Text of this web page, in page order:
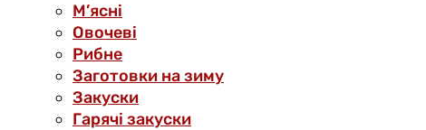
М’ясні
Овочеві
Рибне
Заготовки на зиму
Закуски
Гарячі закуски